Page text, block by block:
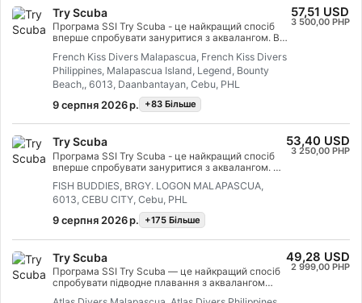
невідкладної допомоги. Отримавши сертифікат,
ви зможете діяти в якості першої допомоги,
надавати першу допомогу та СЛР, подавати
кисень та надавати підтримку АЗД. Отримайте
сертифікат SSI React Right Specialty і
допомагайте іншим дайверам, які цього
потребують. Почніть курс SSI React Right
Specialty вже сьогодні!
Try Scuba
Програма SSI Try Scuba - це найкращий спосіб
вперше спробувати зануритися з аквалангом. Ви
інструктора, тож зможете насолодитися
першими незабутніми вдихами під водою та
відчути магію підводного плавання. Наприкінці
цього короткого курсу ви отримаєте
розпізнавальну картку SSI Try Scuba і,
знову. На вас чекають нескінченні пригоди
підводного плавання, і цей курс - це місце, де все
починається. Почніть вже сьогодні!
French Kiss Divers Malapascua, French Kiss Divers
Philippines, Malapascua Island, Legend, Bounty
Beach,, 6013, Daanbantayan, Cebu, PHL
9 серпня 2026 р. +83 Бiльше
57,51 USD
3 500,00 PHP
Try Scuba
Програма SSI Try Scuba - це найкращий спосіб
вперше спробувати зануритися з аквалангом. Ви
інструктора, тож зможете насолодитися
першими незабутніми вдихами під водою та
відчути магію підводного плавання. Наприкінці
цього короткого курсу ви отримаєте
знову. На вас чекають нескінченні пригоди
підводного плавання, і цей курс - це місце, де
все починається. Почніть вже сьогодні!
FISH BUDDIES, BRGY. LOGON MALAPASCUA,
6013, CEBU CITY, Cebu, PHL
9 серпня 2026 р. +175 Бiльше
53,40 USD
3 250,00 PHP
Try Scuba
Програма SSI Try Scuba — це найкращий спосіб
спробувати підводне плавання з аквалангом
49,28 USD
2 999,00 PHP